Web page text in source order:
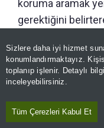
Sizlere daha iyi hizmet
konumlandırmaktayız.
toplanıp işlenir. Detaylı
inceleyebilirsiniz.
Tüm Çerezleri Kabul Et
koruma aramak
gerektiğini
YERİNE
İran Meclisi